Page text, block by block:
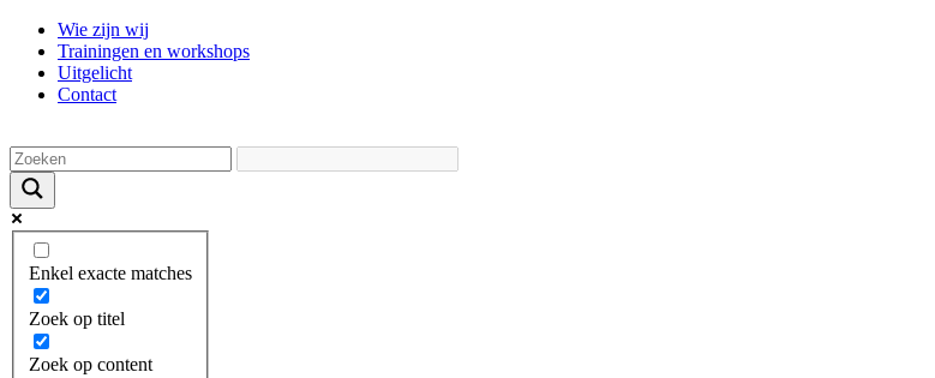
Wie zijn wij
Trainingen en workshops
Uitgelicht
Contact
Enkel exacte matches
Zoek op titel
Zoek op content